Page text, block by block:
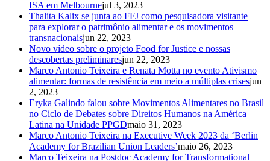
ISA em Melbournejul 3, 2023
Thalita Kalix se junta ao FFJ como pesquisadora visitante
para explorar o patrimônio alimentar e os movimentos
transnacionaisjun 22, 2023
Novo vídeo sobre o projeto Food for Justice e nossas
descobertas preliminaresjun 22, 2023
Marco Antonio Teixeira e Renata Motta no evento Ativismo
alimentar: formas de resistência em meio a múltiplas crisesjun
2, 2023
Eryka Galindo falou sobre Movimentos Alimentares no Brasil
no Ciclo de Debates sobre Direitos Humanos na América
Latina na Unidade PPGDmaio 31, 2023
Marco Antonio Teixeira na Executive Week 2023 da ‘Berlin
Academy for Brazilian Union Leaders’maio 26, 2023
Marco Teixeira na Postdoc Academy for Transformational